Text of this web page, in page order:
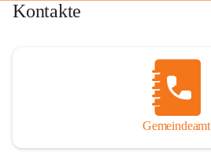
Kontakte
Gemeindeamt